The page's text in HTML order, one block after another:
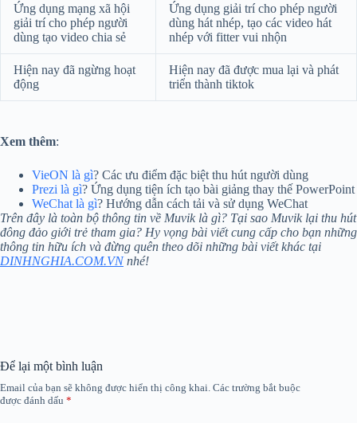
Ứng dụng mạng xã hội
giải trí cho phép người
dùng tạo video chia sẻ
Ứng dụng giải trí cho phép người
dùng hát nhép, tạo các video hát
nhép với fitter vui nhộn
Hiện nay đã ngừng hoạt
động
Hiện nay đã được mua lại và phát
triển thành tiktok
Xem thêm:
VieON là gì? Các ưu điểm đặc biệt thu hút người dùng
Prezi là gì? Ứng dụng tiện ích tạo bài giảng thay thế PowerPoint
WeChat là gì? Hướng dẫn cách tải và sử dụng WeChat
Trên đây là toàn bộ thông tin về Muvik là gì? Tại sao Muvik lại thu hút
đông đảo giới trẻ tham gia? Hy vọng bài viết cung cấp cho bạn những
thông tin hữu ích và đừng quên theo dõi những bài viết khác tại
DINHNGHIA.COM.VNnhé!
Để lại một bình luận
Email của bạn sẽ không được hiển thị công khai. Các trường bắt buộc
được đánh dấu *